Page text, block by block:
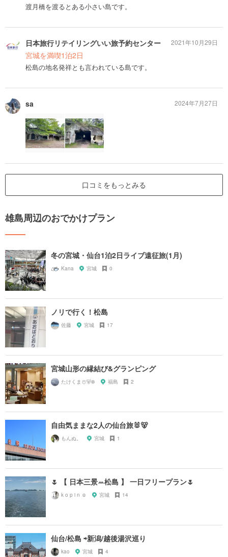
渡月橋を渡るとある小さい島です。
日本旅行リテイリングいい旅予約センター
宮城を満喫1泊2日
松島の地名発祥とも言われている島です。
2021年10月29日
sa 2024年7月27日
口コミをもっとみる
雄島周辺のおでかけプラン
冬の宮城・仙台1泊2日ライブ遠征旅(1月)
Kana 宮城 0
ノリで行く！松島
佐藤 宮城 17
宮城山形の縁結び&グランピング
たけくま☃️🐻‍❄️ 福島 2
自由気ままな2人の仙台旅🐰🐻
もんぬ。 宮城 1
🌷 【 日本三景ꕀ松島 】 一日フリープラン🌷
k o p i n ☺︎ 宮城 14
仙台/松島 ⇨新潟/越後湯沢巡り
kao 宮城 4